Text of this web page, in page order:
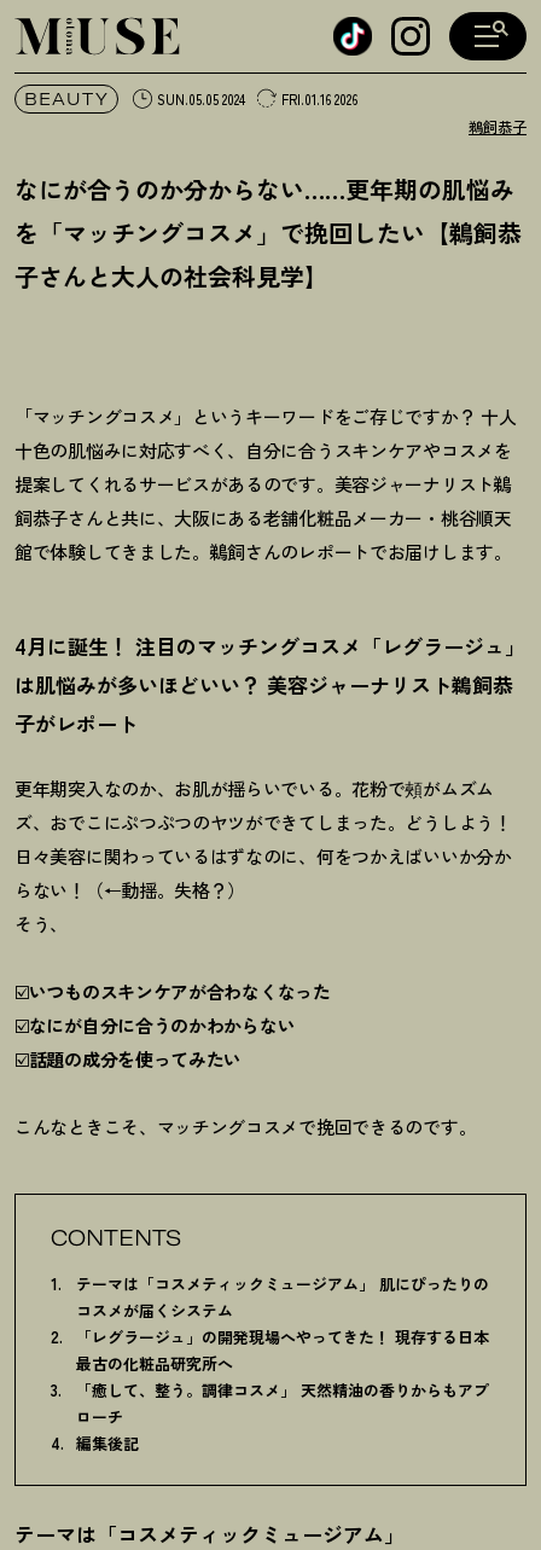
オトナミューズ ウェブ
BEAUTY SUN.05.05 2024 FRI.01.16 2026
鵜飼恭子
なにが合うのか分からない……更年期の肌悩み
を「マッチングコスメ」で挽回したい【鵜飼恭
子さんと大人の社会科見学】
「マッチングコスメ」というキーワードをご存じですか？ 十人
十色の肌悩みに対応すべく、自分に合うスキンケアやコスメを
提案してくれるサービスがあるのです。美容ジャーナリスト鵜
飼恭子さんと共に、大阪にある老舗化粧品メーカー・桃谷順天
館で体験してきました。鵜飼さんのレポートでお届けします。
4月に誕生 ！ 注目のマッチングコスメ「レグラージュ」
は肌悩みが多いほどいい ？ 美容ジャーナリスト鵜飼恭
子がレポート
更年期突入なのか、お肌が揺らいでいる。花粉で頰がムズム
ズ、おでこにぷつぷつのヤツができてしまった。どうしよう ！
日々美容に関わっているはずなのに、何をつかえばいいか分か
らない ！ （←動揺。失格？）
そう、
☑️いつものスキンケアが合わなくなった
☑️なにが自分に合うのかわからない
☑️話題の成分を使ってみたい
こんなときこそ、マッチングコスメで挽回できるのです。
CONTENTS
テーマは「コスメティックミュージアム」 肌にぴったりの
コスメが届くシステム
「レグラージュ」の開発現場へやってきた ！ 現存する日本
最古の化粧品研究所へ
「癒して、整う。調律コスメ」 天然精油の香りからもアプ
ローチ
編集後記
テーマは「コスメティックミュージアム」